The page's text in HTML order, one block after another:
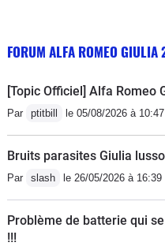
FORUM ALFA ROMEO GIULIA
[Topic Officiel] Alfa Romeo
Par ptitbill le 05/08/2026 à 10:47
Bruits parasites Giulia
Par slash le 26/05/2026 à 16:39
Problème de batterie qui
!!!